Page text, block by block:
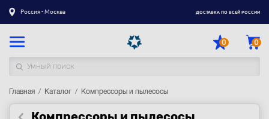
Россия - Москва ДОСТАВКА ПО ВСЕЙ РОССИИ
0 0
Каталог товаров
Главная Каталог Компрессоры и пылесосы